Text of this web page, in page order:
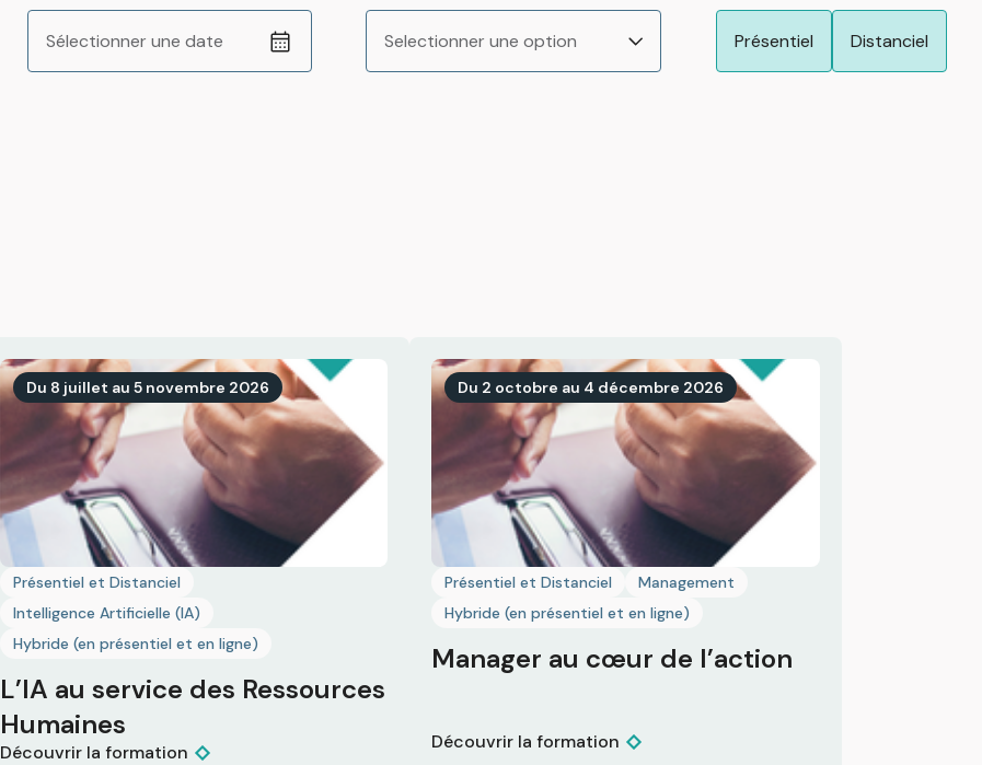
Sélectionner une date Selectionner une option Présentiel Distanciel
Du 8 juillet au 5 novembre 2026
Présentiel et Distanciel
Intelligence Artificielle (IA)
Hybride (en présentiel et en ligne)
L’IA au service des Ressources
Humaines
Découvrir la formation
Du 2 octobre au 4 décembre 2026
Présentiel et Distanciel
Management
Hybride (en présentiel et en ligne)
Manager au cœur de l’action
Découvrir la formation